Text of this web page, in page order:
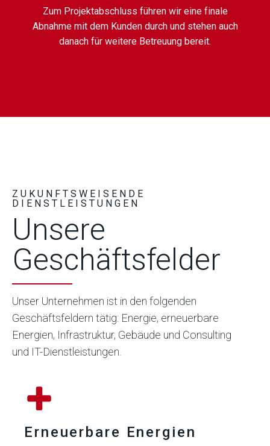
Zum Projektabschluss führen wir eine finale
Abnahme mit dem Kunden durch und stehen auch
danach für weitere Betreuung bereit.
ZUKUNFTSWEISENDE
DIENSTLEISTUNGEN
Unsere
Geschäftsfelder
Unser Unternehmen ist in den folgenden
Geschäftsfeldern tätig: Energie, erneuerbare
Energien, Infrastruktur, Gebäude und Consulting
und IT-Dienstleistungen.
Erneuerbare Energien